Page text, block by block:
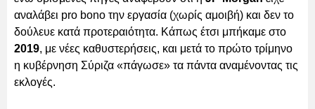
αναλάβει pro bono την εργασία (χωρίς αμοιβή) και δεν το
δούλευε κατά προτεραιότητα. Κάπως έτσι μπήκαμε στο
2019, με νέες καθυστερήσεις, και μετά το πρώτο τρίμηνο
η κυβέρνηση Σύριζα «πάγωσε» τα πάντα αναμένοντας τις
εκλογές.